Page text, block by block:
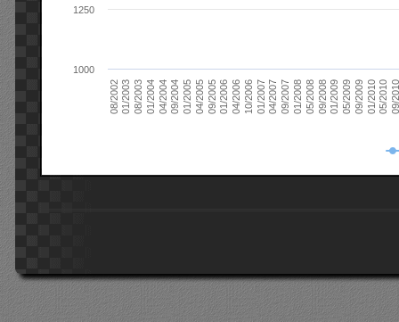
08/200201/200308/200301/200404/200409/200401/200504/200509/200501/200604/200610/200601/200704/200709/200701/200805/200809/200801/200905/200909/200901/201005/201009/
1000
1250